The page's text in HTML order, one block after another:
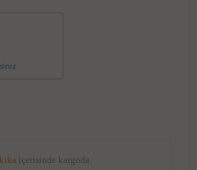
içerisinde kargoda.